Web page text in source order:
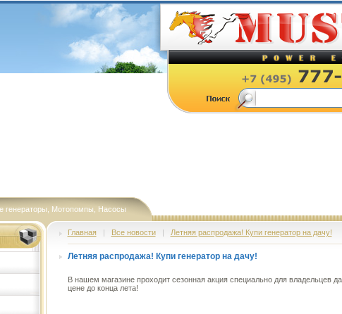
генераторы, Мотопомпы, Насосы
Главная| Все новости| Летняя распродажа! Купи генератор на дачу!
Летняя распродажа! Купи генератор на дачу!
В нашем магазине проходит сезонная акция специально для владельцев
цене до конца лета!